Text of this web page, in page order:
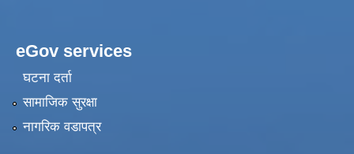
eGov services
घटना दर्ता
सामाजिक सुरक्षा
नागरिक वडापत्र